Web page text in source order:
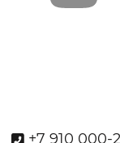
+7 910 000-